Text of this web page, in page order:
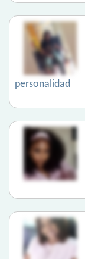
personalidad